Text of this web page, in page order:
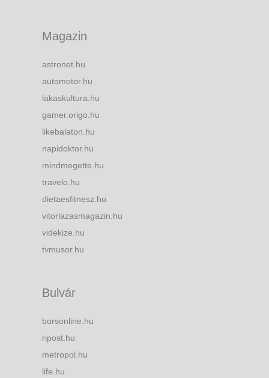
Magazin
astronet.hu
automotor.hu
lakaskultura.hu
gamer.origo.hu
likebalaton.hu
napidoktor.hu
mindmegette.hu
travelo.hu
dietaesfitnesz.hu
vitorlazasmagazin.hu
videkize.hu
tvmusor.hu
Bulvár
borsonline.hu
ripost.hu
metropol.hu
life.hu